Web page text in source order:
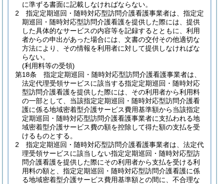
に準ずる書面に記載しなければならない。
2
指定定期巡回・随時対応型訪問介護看護事業者は、指定定
期巡回・随時対応型訪問介護看護を提供した際には、提供
した具体的なサービスの内容等を記録するとともに、利用
者からの申出があった場合には、文書の交付その他適切な
方法により、その情報を利用者に対して提供しなければな
らない。
(利用料等の受領)
第18条
指定定期巡回・随時対応型訪問介護看護事業者は、
法定代理受領サービスに該当する指定定期巡回・随時対応
型訪問介護看護を提供した際には、その利用者から利用料
の一部として、当該指定定期巡回・随時対応型訪問介護看
護に係る地域密着型介護サービス費用基準額から当該指定
定期巡回・随時対応型訪問介護看護事業者に支払われる地
域密着型介護サービス費の額を控除して得た額の支払を受
けるものとする。
2
指定定期巡回・随時対応型訪問介護看護事業者は、法定代
理受領サービスに該当しない指定定期巡回・随時対応型訪
問介護看護を提供した際にその利用者から支払を受ける利
用料の額と、指定定期巡回・随時対応型訪問介護看護に係
る地域密着型介護サービス費用基準額との間に、不合理な